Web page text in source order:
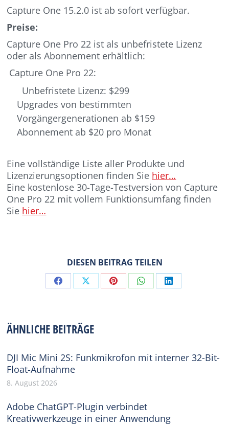
Capture One 15.2.0 ist ab sofort verfügbar.
Preise:
Capture One Pro 22 ist als unbefristete Lizenz
oder als Abonnement erhältlich:
Capture One Pro 22:
Unbefristete Lizenz: $299
Upgrades von bestimmten
Vorgängergenerationen ab $159
Abonnement ab $20 pro Monat
Eine vollständige Liste aller Produkte und
Lizenzierungsoptionen finden Sie hier…
Eine kostenlose 30-Tage-Testversion von Capture
One Pro 22 mit vollem Funktionsumfang finden
Sie hier…
DIESEN BEITRAG TEILEN
Share Share Share Share Share
ÄHNLICHE BEITRÄGE
DJI Mic Mini 2S: Funkmikrofon mit interner 32-Bit-
Float-Aufnahme
8. August 2026
Adobe ChatGPT-Plugin verbindet
Kreativwerkzeuge in einer Anwendung